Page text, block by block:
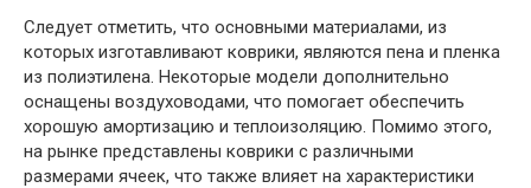
Следует отметить, что основными материалами, из
которых изготавливают коврики, являются пена и пленка
из полиэтилена. Некоторые модели дополнительно
оснащены воздуховодами, что помогает обеспечить
хорошую амортизацию и теплоизоляцию. Помимо этого,
на рынке представлены коврики с различными
размерами ячеек, что также влияет на характеристики